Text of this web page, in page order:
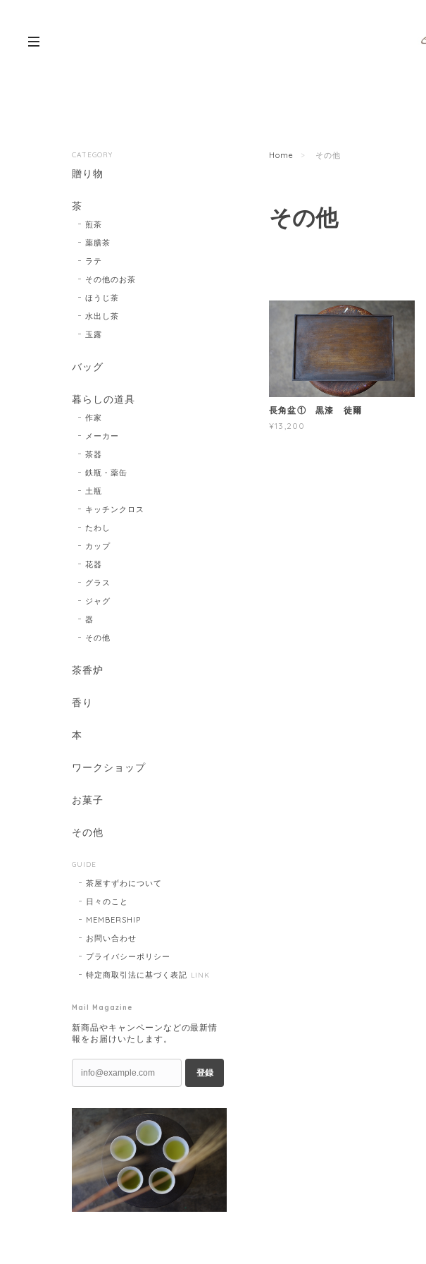
Home その他
その他
長角盆① 黒漆 徒爾
¥13,200
CATEGORY
贈り物
茶
煎茶
薬膳茶
ラテ
その他のお茶
ほうじ茶
水出し茶
玉露
バッグ
暮らしの道具
作家
メーカー
茶器
鉄瓶・薬缶
土瓶
キッチンクロス
たわし
カップ
花器
グラス
ジャグ
器
その他
茶香炉
香り
本
ワークショップ
お菓子
その他
GUIDE
茶屋すずわについて
日々のこと
MEMBERSHIP
お問い合わせ
プライバシーポリシー
特定商取引法に基づく表記 LINK
Mail Magazine
新商品やキャンペーンなどの最新情
報をお届けいたします。
登録